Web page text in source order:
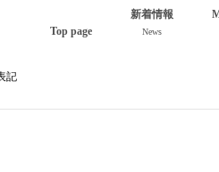
Top page
新着情報
News
記